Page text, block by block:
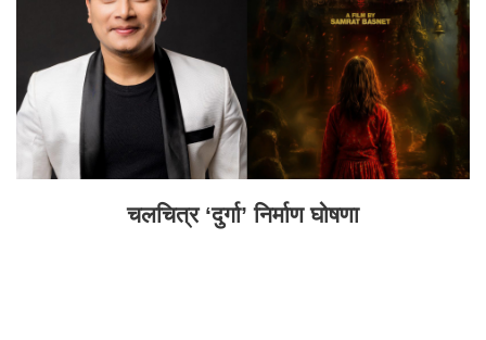
चलचित्र ‘दुर्गा’ निर्माण घोषणा